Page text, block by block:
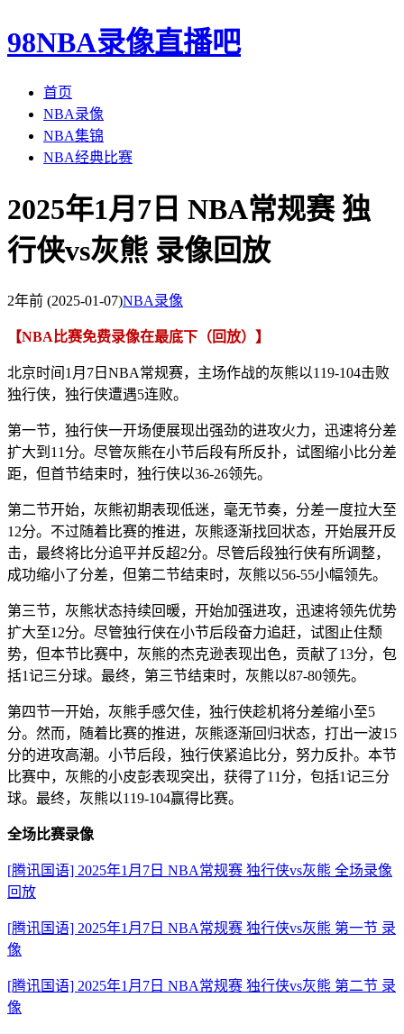
98NBA录像直播吧
首页
NBA录像
NBA集锦
NBA经典比赛
2025年1月7日 NBA常规赛 独
行侠vs灰熊 录像回放
2年前 (2025-01-07)NBA录像
【NBA比赛免费录像在最底下（回放）】
北京时间1月7日NBA常规赛，主场作战的灰熊以119-104击败
独行侠，独行侠遭遇5连败。
第一节，独行侠一开场便展现出强劲的进攻火力，迅速将分差
扩大到11分。尽管灰熊在小节后段有所反扑，试图缩小比分差
距，但首节结束时，独行侠以36-26领先。
第二节开始，灰熊初期表现低迷，毫无节奏，分差一度拉大至
12分。不过随着比赛的推进，灰熊逐渐找回状态，开始展开反
击，最终将比分追平并反超2分。尽管后段独行侠有所调整，
成功缩小了分差，但第二节结束时，灰熊以56-55小幅领先。
第三节，灰熊状态持续回暖，开始加强进攻，迅速将领先优势
扩大至12分。尽管独行侠在小节后段奋力追赶，试图止住颓
势，但本节比赛中，灰熊的杰克逊表现出色，贡献了13分，包
括1记三分球。最终，第三节结束时，灰熊以87-80领先。
第四节一开始，灰熊手感欠佳，独行侠趁机将分差缩小至5
分。然而，随着比赛的推进，灰熊逐渐回归状态，打出一波15
分的进攻高潮。小节后段，独行侠紧追比分，努力反扑。本节
比赛中，灰熊的小皮彭表现突出，获得了11分，包括1记三分
球。最终，灰熊以119-104赢得比赛。
全场比赛录像
[腾讯国语] 2025年1月7日 NBA常规赛 独行侠vs灰熊 全场录像
回放
[腾讯国语] 2025年1月7日 NBA常规赛 独行侠vs灰熊 第一节 录
像
[腾讯国语] 2025年1月7日 NBA常规赛 独行侠vs灰熊 第二节 录
像